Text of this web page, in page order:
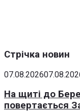
Стрічка новин
07.08.2026
На щиті до
повертається